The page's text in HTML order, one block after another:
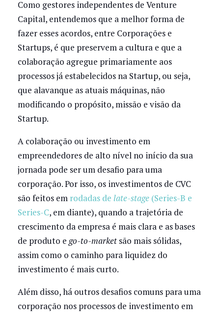
Como gestores independentes de Venture
Capital, entendemos que a melhor forma de
fazer esses acordos, entre Corporações e
Startups, é que preservem a cultura e que a
colaboração agregue primariamente aos
processos já estabelecidos na Startup, ou seja,
que alavanque as atuais máquinas, não
modificando o propósito, missão e visão da
Startup.
A colaboração ou investimento em
empreendedores de alto nível no início da sua
jornada pode ser um desafio para uma
corporação. Por isso, os investimentos de CVC
são feitos em rodadas de late-stage(Series-B e
Series-C, em diante), quando a trajetória de
crescimento da empresa é mais clara e as bases
de produto e go-to-marketsão mais sólidas,
assim como o caminho para liquidez do
investimento é mais curto.
Além disso, há outros desafios comuns para uma
corporação nos processos de investimento em